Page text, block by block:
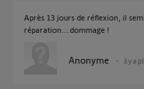
Après 13 jours de réflexion, il
réparation....dommage !
Anonyme il y a